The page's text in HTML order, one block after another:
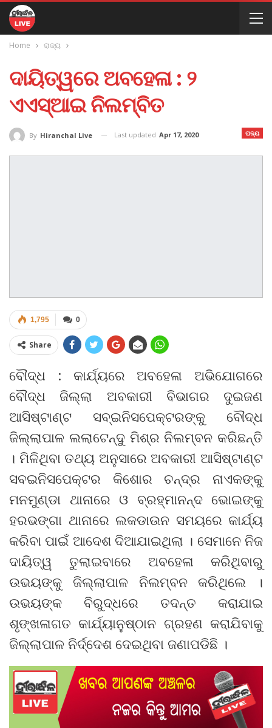
Home ରାଜ୍ୟ
ଦାୟିତ୍ୱରେ ଅବହେଳା : ୨
ଏଏସ୍‌ଆଇ ନିଲମ୍ବିତ
ରାଜ୍ୟ
By Hiranchal Live Last updated Apr 17, 2020
0
1,795
Share
ବୌଦ୍ଧ : କାର୍ଯ୍ୟରେ ଅବହେଳା ଅଭିଯୋଗରେ
ବୌଦ୍ଧ ଜିଲ୍ଲା ଅବକାରୀ ବିଭାଗର ଦୁଇଜଣ
ଆସିଷ୍ଟାଣ୍ଟ ସବ୍‌ଇନିସପେକ୍ଟରଙ୍କୁ ବୌଦ୍ଧ
ଜିଲ୍ଲାପାଳ ଲଲାଟେନ୍ଦୁ ମିଶ୍ର ନିଲମ୍ବନ କରିଛନ୍ତି
। ମିଳିଥିବା ତଥ୍ୟ ଅନୁସାରେ ଅବକାରୀ ଆସିଷ୍ଟାଣ୍ଟ
ସବଇନିସପେକ୍ଟର କିଶୋର ଚନ୍ଦ୍ର ନାଏକଙ୍କୁ
ମନମୁଣ୍ଡା ଥାନାରେ ଓ ବ୍ରହ୍ମାନନ୍ଦ ଭୋଇଙ୍କୁ
ହରଭଙ୍ଗା ଥାନାରେ ଲକଡାଉନ ସମୟରେ କାର୍ଯ୍ୟ
କରିବା ପାଇଁ ଆଦେଶ ଦିଆଯାଇଥିଲା । ସେମାନେ ନିଜ
ଦାୟିତ୍ୱ ତୁଲାଇବାରେ ଅବହେଳା କରିଥିବାରୁ
ଉଭୟଙ୍କୁ ଜିଲ୍ଲାପାଳ ନିଲମ୍ବନ କରିଥିଲେ ।
ଉଭୟଙ୍କ ବିରୁଦ୍ଧରେ ତଦନ୍ତ କରାଯାଇ
ଶୃଙ୍ଖଳାଗତ କାର୍ଯ୍ୟାନୁଷ୍ଠାନ ଗ୍ରହଣ କରାଯିବାକୁ
ଜିଲ୍ଲାପାଳ ନିର୍ଦ୍ଦେଶ ଦେଇଥିବା ଜଣାପଡିଛି ।